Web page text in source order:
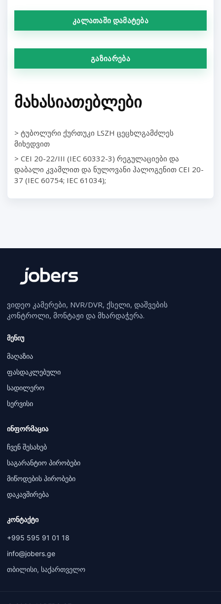
კალათაში დამატება
გაზიარება
ᲛᲐᲮᲐᲡᲘᲐᲗᲔᲑᲚᲔᲑᲘ
> ტუბოლური ქურთუკი LSZH ცეცხლგამძლეს
მიხედვით
> CEI 20-22/III (IEC 60332-3) რეგულაციები და
დაბალი კვამლით და ნულოვანი ჰალოგენით CEI 20-
37 (IEC 60754; IEC 61034);
ვიდეო კამერები, NVR/DVR, ქსელი, დაშვების
კონტროლი, მონტაჟი და მხარდაჭერა.
მენიუ
მაღაზია
ფასდაკლებული
სადილერო
სერვისი
ინფორმაცია
ჩვენ შესახებ
საგარანტიო პირობები
მიწოდების პირობები
დაკავშირება
კონტაქტი
+995 595 91 01 18
info@jobers.ge
თბილისი, საქართველო